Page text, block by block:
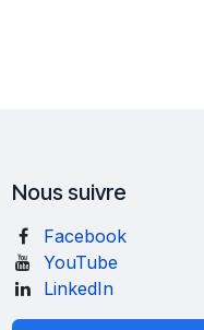
Nous suivre
Facebook
YouTube
LinkedIn